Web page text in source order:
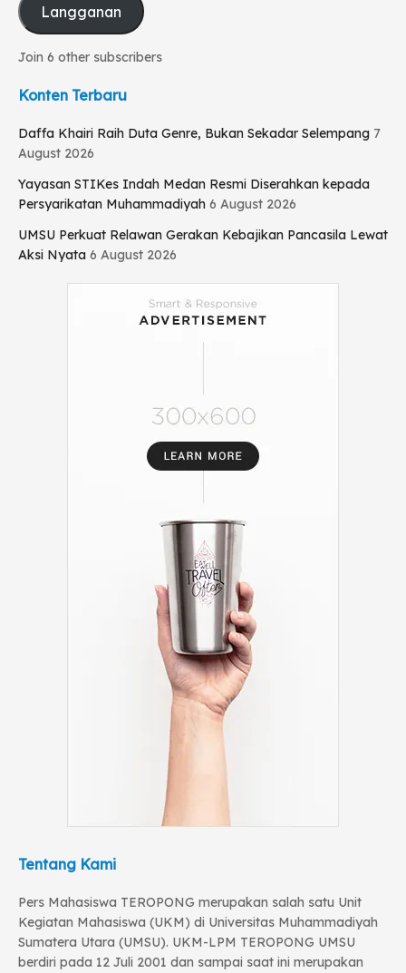
Langganan
Join 6 other subscribers
Konten Terbaru
Daffa Khairi Raih Duta Genre, Bukan Sekadar Selempang 7
August 2026
Yayasan STIKes Indah Medan Resmi Diserahkan kepada
Persyarikatan Muhammadiyah 6 August 2026
UMSU Perkuat Relawan Gerakan Kebajikan Pancasila Lewat
Aksi Nyata 6 August 2026
Tentang Kami
Pers Mahasiswa TEROPONG merupakan salah satu Unit
Kegiatan Mahasiswa (UKM) di Universitas Muhammadiyah
Sumatera Utara (UMSU). UKM-LPM TEROPONG UMSU
berdiri pada 12 Juli 2001 dan sampai saat ini merupakan